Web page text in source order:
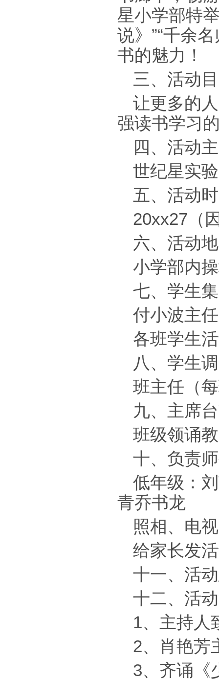
星小学部特
说》”“千余
书的魅力！
三、活动
让更多的
强读书学习
四、活动
世纪星实
五、活动
20xx27（
六、活动
小学部内
七、学生
付小波主任
各班学生
八、学生
班主任（
九、主席
班级领诵
十、负责
低年级：
青乔书龙
照相、电
给家长发
十一、活
十二、活
1、主持人
2、肖艳芳
3、齐诵《